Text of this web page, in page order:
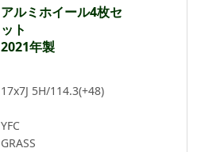
アルミホイール4枚セ
ット
2021年製
17x7J 5H/114.3(+48)
YFC
GRASS